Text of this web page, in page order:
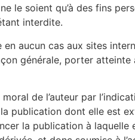
le soient qu’à des fins
interdite.
en aucun cas aux sites
générale, porter
de l’auteur par
publication dont elle est
la publication à